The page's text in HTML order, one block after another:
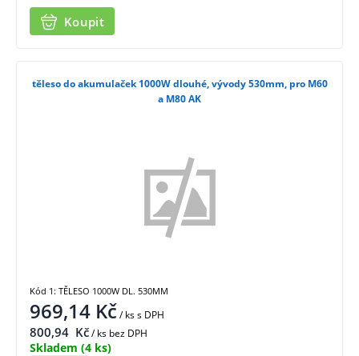
Koupit
těleso do akumulaček 1000W dlouhé, vývody 530mm, pro M60
a M80 AK
969,14 Kč/ kss DPH
800,94 Kč/ ks bez DPH
Skladem (4 ks)
Kód 1: TĚLESO 1000W DL. 530MM